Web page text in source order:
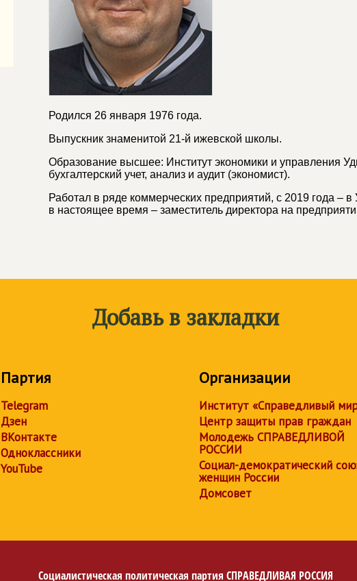
Родился 26 января 1976 года.
Выпускник знаменитой 21-й ижевской школы.
Образование высшее: Институт экономики и управления
бухгалтерский учет, анализ и аудит (экономист).
Работал в ряде коммерческих предприятий, с 2019 года –
в настоящее время – заместитель директора на
Добавь в закладки
Партия
Telegram
Дзен
ВКонтакте
Одноклассники
YouTube
Организации
Институт «Справедливый
Центр защиты прав граждан
Молодежь СПРАВЕДЛИВОЙ
РОССИИ
Социал-демократический
женщин России
Домсовет
Социалистическая политическая партия СПРАВЕДЛИВАЯ РОССИЯ